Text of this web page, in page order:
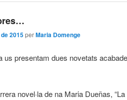
2015 perMaria Domenge
us presentam dues novetats
novel·la de na Maria Dueñas,